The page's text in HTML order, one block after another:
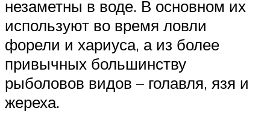
незаметны в воде. В основном их
используют во время ловли
форели и хариуса, а из более
привычных большинству
рыболовов видов – голавля, язя и
жереха.